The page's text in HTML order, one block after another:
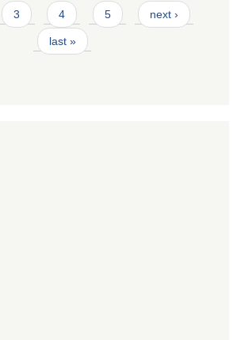
3 4 5 next ›
last »